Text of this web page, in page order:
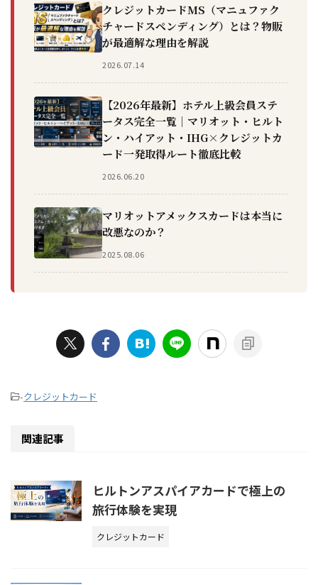
クレジットカードMS（マニュファク
チャードスペンディング）とは？物販
が最適解な理由を解説
2026.07.14
【2026年最新】ホテル上級会員ステ
ータス完全一覧｜マリオット・ヒルト
ン・ハイアット・IHG×クレジットカ
ード一発取得ルート徹底比較
2026.06.20
マリオットアメックスカードは本当に
改悪なのか？
2025.08.06
-クレジットカード
関連記事
ヒルトンアスパイアカードで極上の
旅行体験を実現
クレジットカード